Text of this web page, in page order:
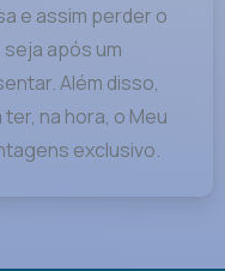
e assim perder o
após um
Além disso,
na hora, o Meu
exclusivo.